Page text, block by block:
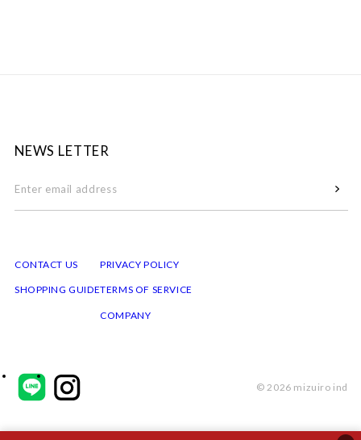
NEWS LETTER
CONTACT US
SHOPPING GUIDE
PRIVACY POLICY
TERMS OF SERVICE
COMPANY
© 2026 mizuiro ind